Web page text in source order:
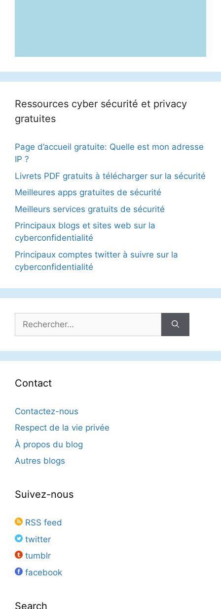
Ressources cyber sécurité et privacy
gratuites
Page d’accueil gratuite: Quelle est mon adresse
IP ?
Livrets PDF gratuits à télécharger sur la sécurité
Meilleures apps gratuites de sécurité
Meilleurs services gratuits de sécurité
Principaux blogs et sites web sur la
cyberconfidentialité
Principaux comptes twitter à suivre sur la
cyberconfidentialité
Contact
Contactez-nous
Respect de la vie privée
À propos du blog
Autres blogs
Suivez-nous
RSS feed
twitter
tumblr
facebook
Search